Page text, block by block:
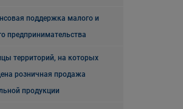
поддержка малого и
предпринимательства
территорий, на которых
розничная продажа
продукции